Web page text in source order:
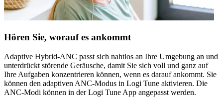
Hören Sie, worauf es ankommt
Adaptive Hybrid-ANC passt sich nahtlos an Ihre Umgebung an und
unterdrückt störende Geräusche, damit Sie sich voll und ganz auf
Ihre Aufgaben konzentrieren können, wenn es darauf ankommt. Sie
können den adaptiven ANC-Modus in Logi Tune aktivieren. Die
ANC-Modi können in der Logi Tune App angepasst werden.